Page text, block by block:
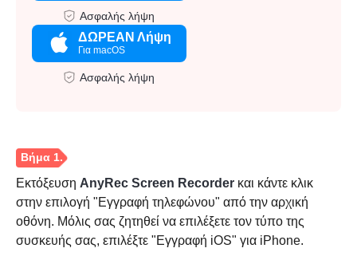
Ασφαλής λήψη
ΔΩΡΕΑΝ Λήψη
Για macOS
Ασφαλής λήψη
Εκτόξευση AnyRec Screen Recorder και κάντε κλικ
στην επιλογή "Εγγραφή τηλεφώνου" από την αρχική
οθόνη. Μόλις σας ζητηθεί να επιλέξετε τον τύπο της
συσκευής σας, επιλέξτε "Εγγραφή iOS" για iPhone.